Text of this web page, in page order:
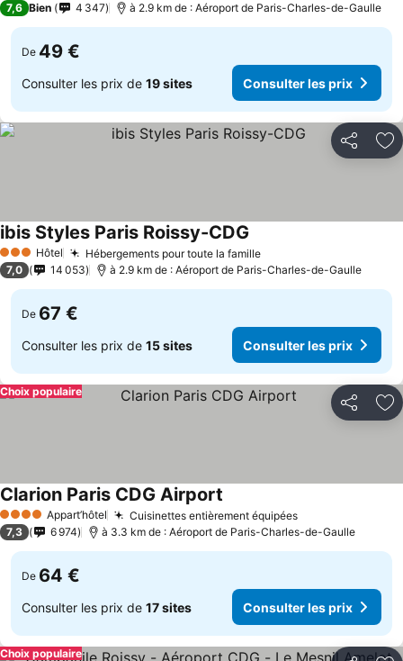
7,6 Bien 4 347 à 2.9 km de : Aéroport de Paris-Charles-de-Gaulle
De 49 €
Consulter les prix de 19 sites Consulter les prix
Partager
3 ÉtoilesHôtel Hébergements pour toute la famille
ibis Styles Paris Roissy-CDG
7,0 14 053 à 2.9 km de : Aéroport de Paris-Charles-de-Gaulle
De 67 €
Consulter les prix de 15 sites Consulter les prix
Partager
Choix populaire
4 Étoiles Appart’hôtel Cuisinettes entièrement équipées
Clarion Paris CDG Airport
7,3 6 974 à 3.3 km de : Aéroport de Paris-Charles-de-Gaulle
De 64 €
Consulter les prix de 17 sites Consulter les prix
Choix populaire